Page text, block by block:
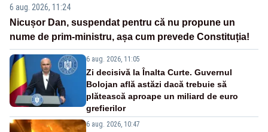
6 aug. 2026, 11:24
Nicușor Dan, suspendat pentru că nu propune un
nume de prim-ministru, așa cum prevede Constituția!
6 aug. 2026, 11:05
Zi decisivă la Înalta Curte. Guvernul
Bolojan află astăzi dacă trebuie să
plătească aproape un miliard de euro
grefierilor
6 aug. 2026, 10:47